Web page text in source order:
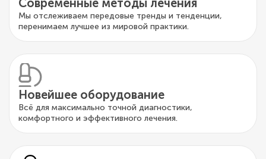
Мы отслеживаем передовые тренды и тенденции,
перенимаем лучшее из мировой практики.
Новейшее оборудование
Всё для максимально точной диагностики,
комфортного и эффективного лечения.